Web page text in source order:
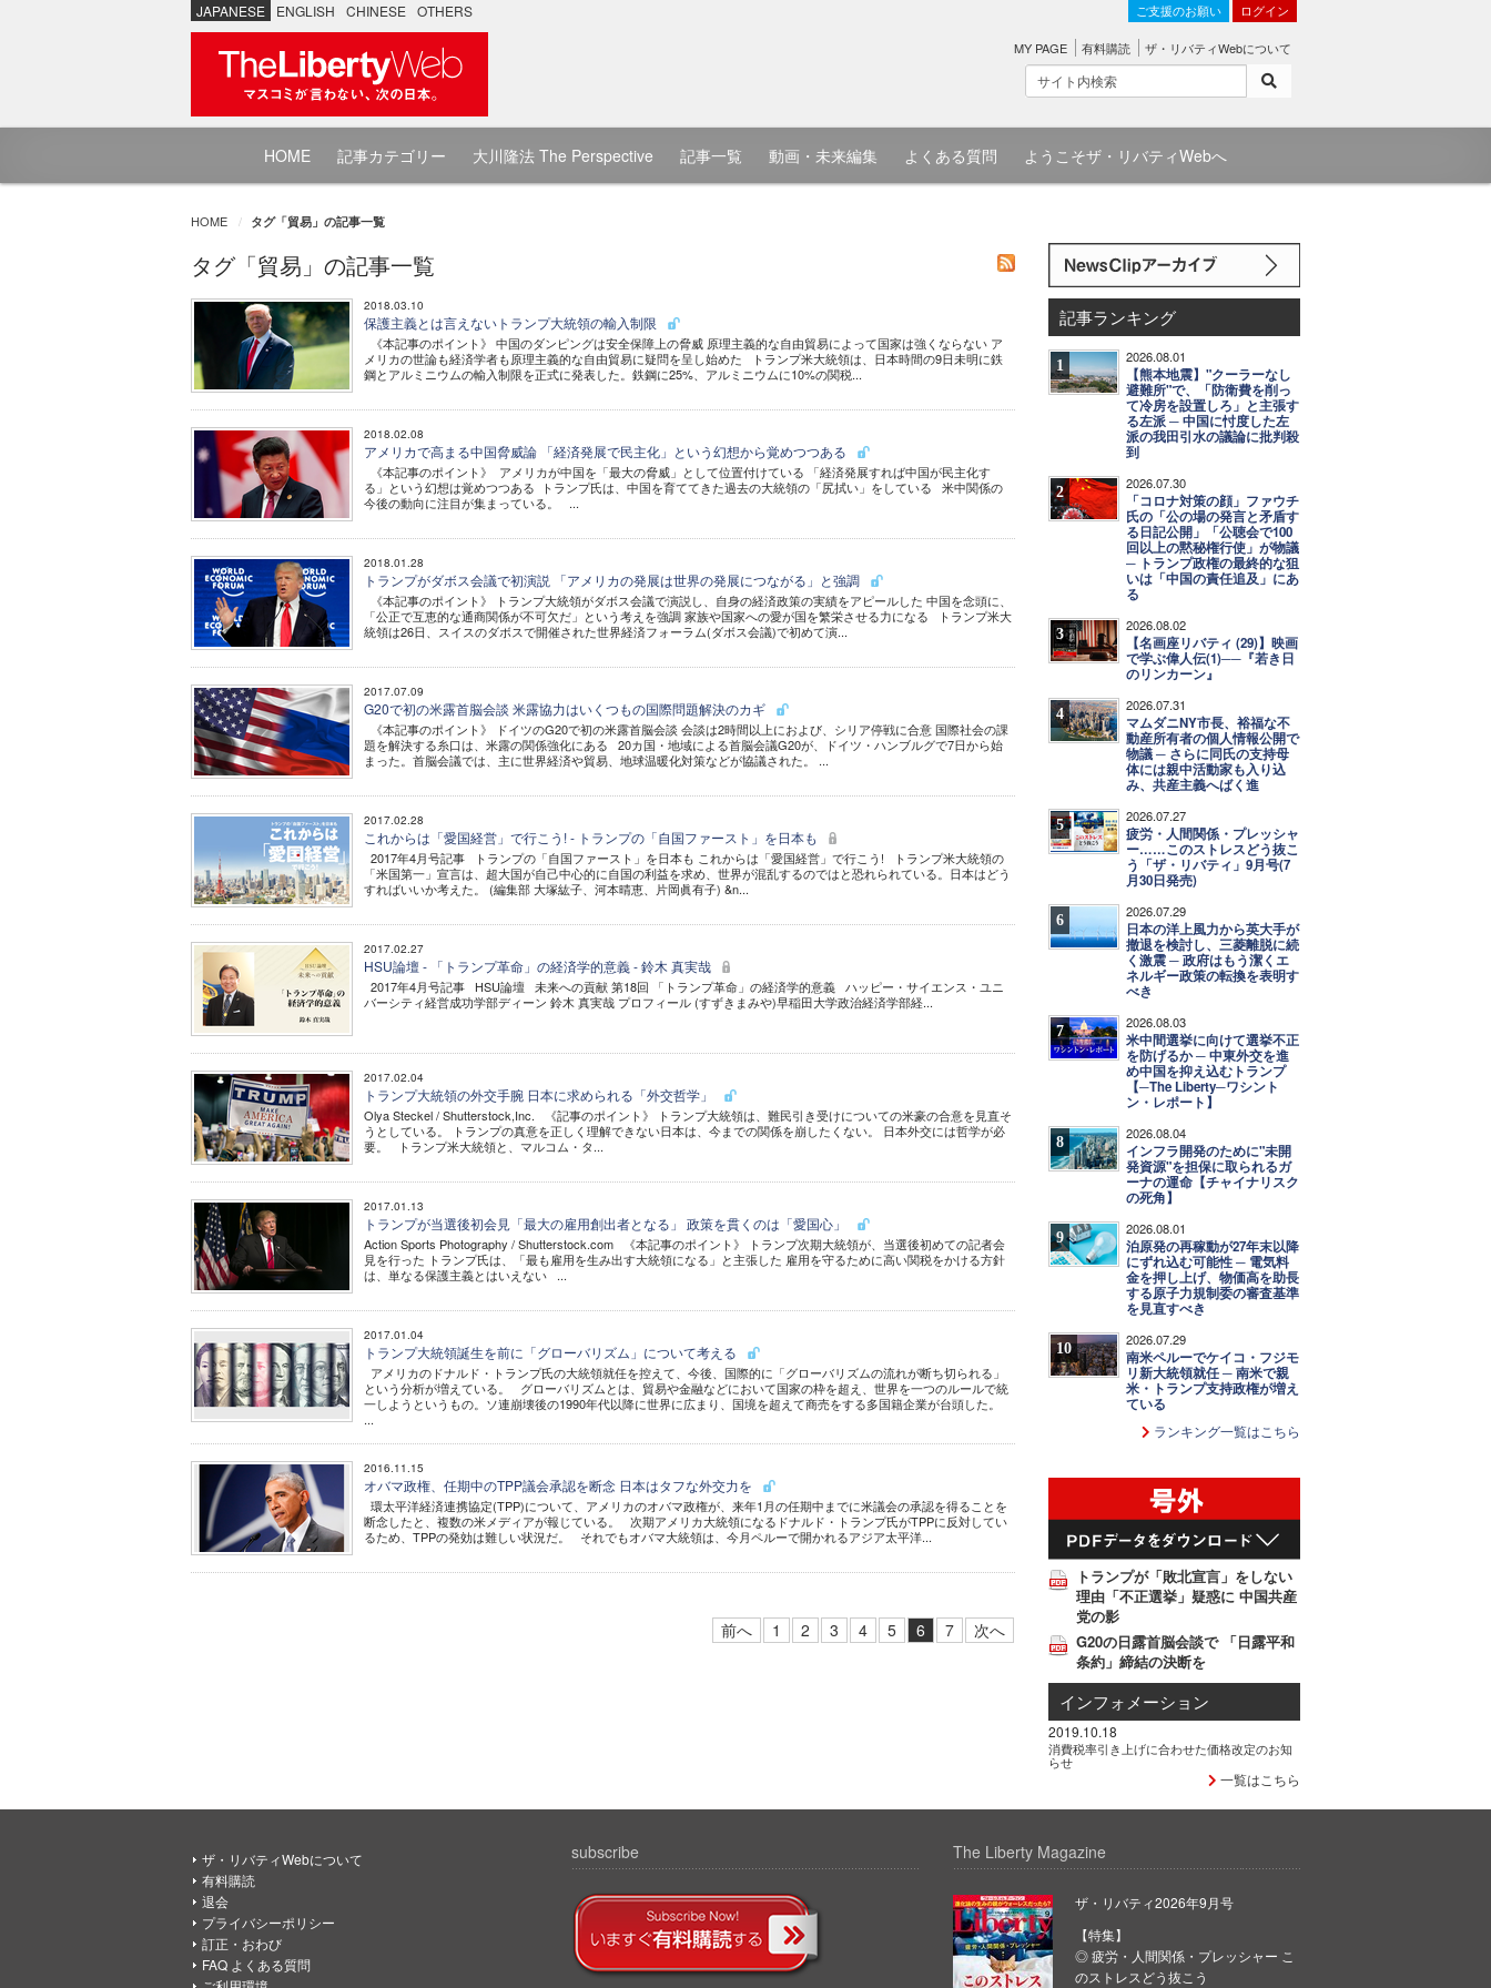
JAPANESE ENGLISH CHINESE OTHERS ご支援のお願い ログイン
MY PAGE 有料購読 ザ・リバティWebについて
HOME 記事カテゴリー 大川隆法 The Perspective 記事一覧 動画・未来編集 よくある質問 ようこそザ・リバティWebへ
HOME タグ「貿易」の記事一覧
タグ「貿易」の記事一覧
2018.03.10
保護主義とは言えないトランプ大統領の輸入制限
《本記事のポイント》 中国のダンピングは安全保障上の脅威 原理主義的な自由貿易によって国家は強くならない ア
メリカの世論も経済学者も原理主義的な自由貿易に疑問を呈し始めた トランプ米大統領は、日本時間の9日未明に鉄
鋼とアルミニウムの輸入制限を正式に発表した。鉄鋼に25%、アルミニウムに10%の関税...
2018.02.08
アメリカで高まる中国脅威論 「経済発展で民主化」という幻想から覚めつつある
《本記事のポイント》 アメリカが中国を「最大の脅威」として位置付けている 「経済発展すれば中国が民主化す
る」という幻想は覚めつつある トランプ氏は、中国を育ててきた過去の大統領の「尻拭い」をしている 米中関係の
今後の動向に注目が集まっている。 ...
2018.01.28
トランプがダボス会議で初演説 「アメリカの発展は世界の発展につながる」と強調
《本記事のポイント》 トランプ大統領がダボス会議で演説し、自身の経済政策の実績をアピールした 中国を念頭に、
「公正で互恵的な通商関係が不可欠だ」という考えを強調 家族や国家への愛が国を繁栄させる力になる トランプ米大
統領は26日、スイスのダボスで開催された世界経済フォーラム(ダボス会議)で初めて演...
2017.07.09
G20で初の米露首脳会談 米露協力はいくつもの国際問題解決のカギ
《本記事のポイント》 ドイツのG20で初の米露首脳会談 会談は2時間以上におよび、シリア停戦に合意 国際社会の課
題を解決する糸口は、米露の関係強化にある 20カ国・地域による首脳会議G20が、ドイツ・ハンブルグで7日から始
まった。首脳会議では、主に世界経済や貿易、地球温暖化対策などが協議された。 ...
2017.02.28
これからは「愛国経営」で行こう! - トランプの「自国ファースト」を日本も
2017年4月号記事 トランプの「自国ファースト」を日本も これからは「愛国経営」で行こう! トランプ米大統領の
「米国第一」宣言は、超大国が自己中心的に自国の利益を求め、世界が混乱するのではと恐れられている。日本はどう
すればいいか考えた。 (編集部 大塚紘子、河本晴恵、片岡眞有子) &n...
2017.02.27
HSU論壇 - 「トランプ革命」の経済学的意義 - 鈴木 真実哉
2017年4月号記事 HSU論壇 未来への貢献 第18回 「トランプ革命」の経済学的意義 ハッピー・サイエンス・ユニ
バーシティ経営成功学部ディーン 鈴木 真実哉 プロフィール (すずきまみや)早稲田大学政治経済学部経...
2017.02.04
トランプ大統領の外交手腕 日本に求められる「外交哲学」
Olya Steckel / Shutterstock,Inc. 《記事のポイント》 トランプ大統領は、難民引き受けについての米豪の合意を見直そ
うとしている。 トランプの真意を正しく理解できない日本は、今までの関係を崩したくない。 日本外交には哲学が必
要。 トランプ米大統領と、マルコム・タ...
2017.01.13
トランプが当選後初会見「最大の雇用創出者となる」 政策を貫くのは「愛国心」
Action Sports Photography / Shutterstock.com 《本記事のポイント》 トランプ次期大統領が、当選後初めての記者会
見を行った トランプ氏は、「最も雇用を生み出す大統領になる」と主張した 雇用を守るために高い関税をかける方針
は、単なる保護主義とはいえない ...
2017.01.04
トランプ大統領誕生を前に「グローバリズム」について考える
アメリカのドナルド・トランプ氏の大統領就任を控えて、今後、国際的に「グローバリズムの流れが断ち切られる」
という分析が増えている。 グローバリズムとは、貿易や金融などにおいて国家の枠を超え、世界を一つのルールで統
一しようというもの。ソ連崩壊後の1990年代以降に世界に広まり、国境を超えて商売をする多国籍企業が台頭した。
...
2016.11.15
オバマ政権、任期中のTPP議会承認を断念 日本はタフな外交力を
環太平洋経済連携協定(TPP)について、アメリカのオバマ政権が、来年1月の任期中までに米議会の承認を得ることを
断念したと、複数の米メディアが報じている。 次期アメリカ大統領になるドナルド・トランプ氏がTPPに反対してい
るため、TPPの発効は難しい状況だ。 それでもオバマ大統領は、今月ペルーで開かれるアジア太平洋...
前へ 1 2 3 4 5 6 7 次へ
記事ランキング
1 2026.08.01
【熊本地震】"クーラーなし
避難所"で、「防衛費を削っ
て冷房を設置しろ」と主張す
る左派 ─ 中国に忖度した左
派の我田引水の議論に批判殺
到
2 2026.07.30
「コロナ対策の顔」ファウチ
氏の「公の場の発言と矛盾す
る日記公開」「公聴会で100
回以上の黙秘権行使」が物議
─ トランプ政権の最終的な狙
いは「中国の責任追及」にあ
る
3 2026.08.02
【名画座リバティ (29)】映画
で学ぶ偉人伝(1)──『若き日
のリンカーン』
4 2026.07.31
マムダニNY市長、裕福な不
動産所有者の個人情報公開で
物議 ─ さらに同氏の支持母
体には親中活動家も入り込
み、共産主義へばく進
5 2026.07.27
疲労・人間関係・プレッシャ
ー……このストレスどう抜こ
う「ザ・リバティ」9月号(7
月30日発売)
6 2026.07.29
日本の洋上風力から英大手が
撤退を検討し、三菱離脱に続
く激震 ─ 政府はもう潔くエ
ネルギー政策の転換を表明す
べき
7 2026.08.03
米中間選挙に向けて選挙不正
を防げるか ─ 中東外交を進
め中国を抑え込むトランプ
【─The Liberty─ワシント
ン・レポート】
8 2026.08.04
インフラ開発のために"未開
発資源"を担保に取られるガ
ーナの運命【チャイナリスク
の死角】
9 2026.08.01
泊原発の再稼動が27年末以降
にずれ込む可能性 ─ 電気料
金を押し上げ、物価高を助長
する原子力規制委の審査基準
を見直すべき
10 2026.07.29
南米ペルーでケイコ・フジモ
リ新大統領就任 ─ 南米で親
米・トランプ支持政権が増え
ている
ランキング一覧はこちら
トランプが「敗北宣言」をしない
理由「不正選挙」疑惑に 中国共産
党の影
G20の日露首脳会談で 「日露平和
条約」締結の決断を
インフォメーション
2019.10.18
消費税率引き上げに合わせた価格改定のお知
らせ
一覧はこちら
ザ・リバティWebについて
有料購読
退会
プライバシーポリシー
訂正・おわび
FAQ よくある質問
subscribe The Liberty Magazine
ザ・リバティ2026年9月号
【特集】
◎ 疲労・人間関係・プレッシャー こ
のストレスどう抜こう